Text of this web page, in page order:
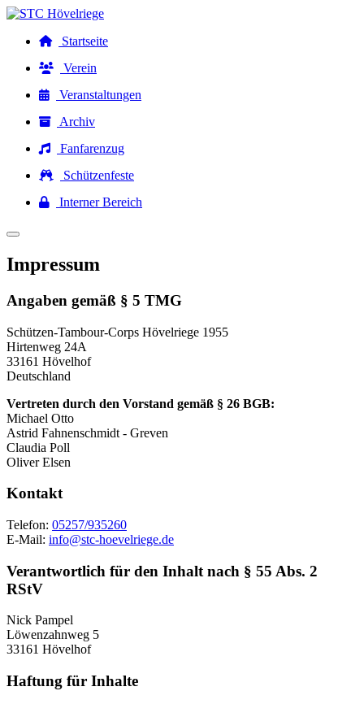
Startseite
Verein
Veranstaltungen
Archiv
Fanfarenzug
Schützenfeste
Interner Bereich
Impressum
Angaben gemäß § 5 TMG
Schützen-Tambour-Corps Hövelriege 1955
Hirtenweg 24A
33161 Hövelhof
Deutschland
Vertreten durch den Vorstand gemäß § 26 BGB:
Michael Otto
Astrid Fahnenschmidt - Greven
Claudia Poll
Oliver Elsen
Kontakt
Telefon: 05257/935260
E-Mail: info@stc-hoevelriege.de
Verantwortlich für den Inhalt nach § 55 Abs. 2
RStV
Nick Pampel
Löwenzahnweg 5
33161 Hövelhof
Haftung für Inhalte